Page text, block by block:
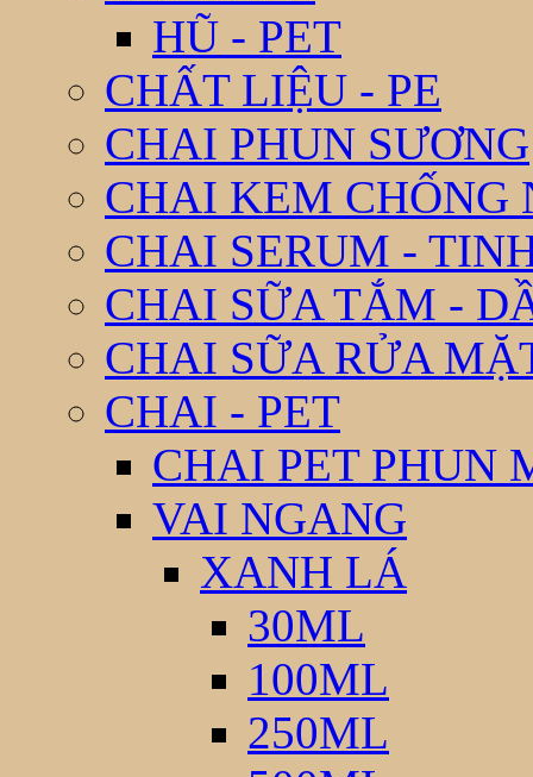
HŨ - PET
CHẤT LIỆU - PE
CHAI PHUN SƯƠNG
CHAI KEM CHỐNG
CHAI SERUM -
CHAI SỮA TẮM -
CHAI SỮA RỬA
CHAI - PET
CHAI PET PHUN
VAI NGANG
XANH LÁ
30ML
100ML
250ML